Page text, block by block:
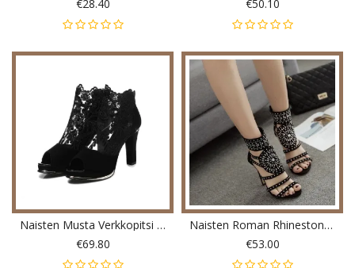
€28.40 €50.10
Naisten Musta Verkkopitsi Peep Toe Korkokenkiä
€69.80
Naisten Roman Rhinestone Open Toe Party-Korkokengät
€53.00